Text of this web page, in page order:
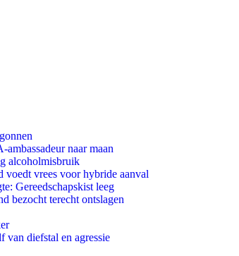
naar maan
alcoholmisbruik
vrees voor hybride aanval
Gereedschapskist leeg
bezocht terecht ontslagen
van diefstal en agressie